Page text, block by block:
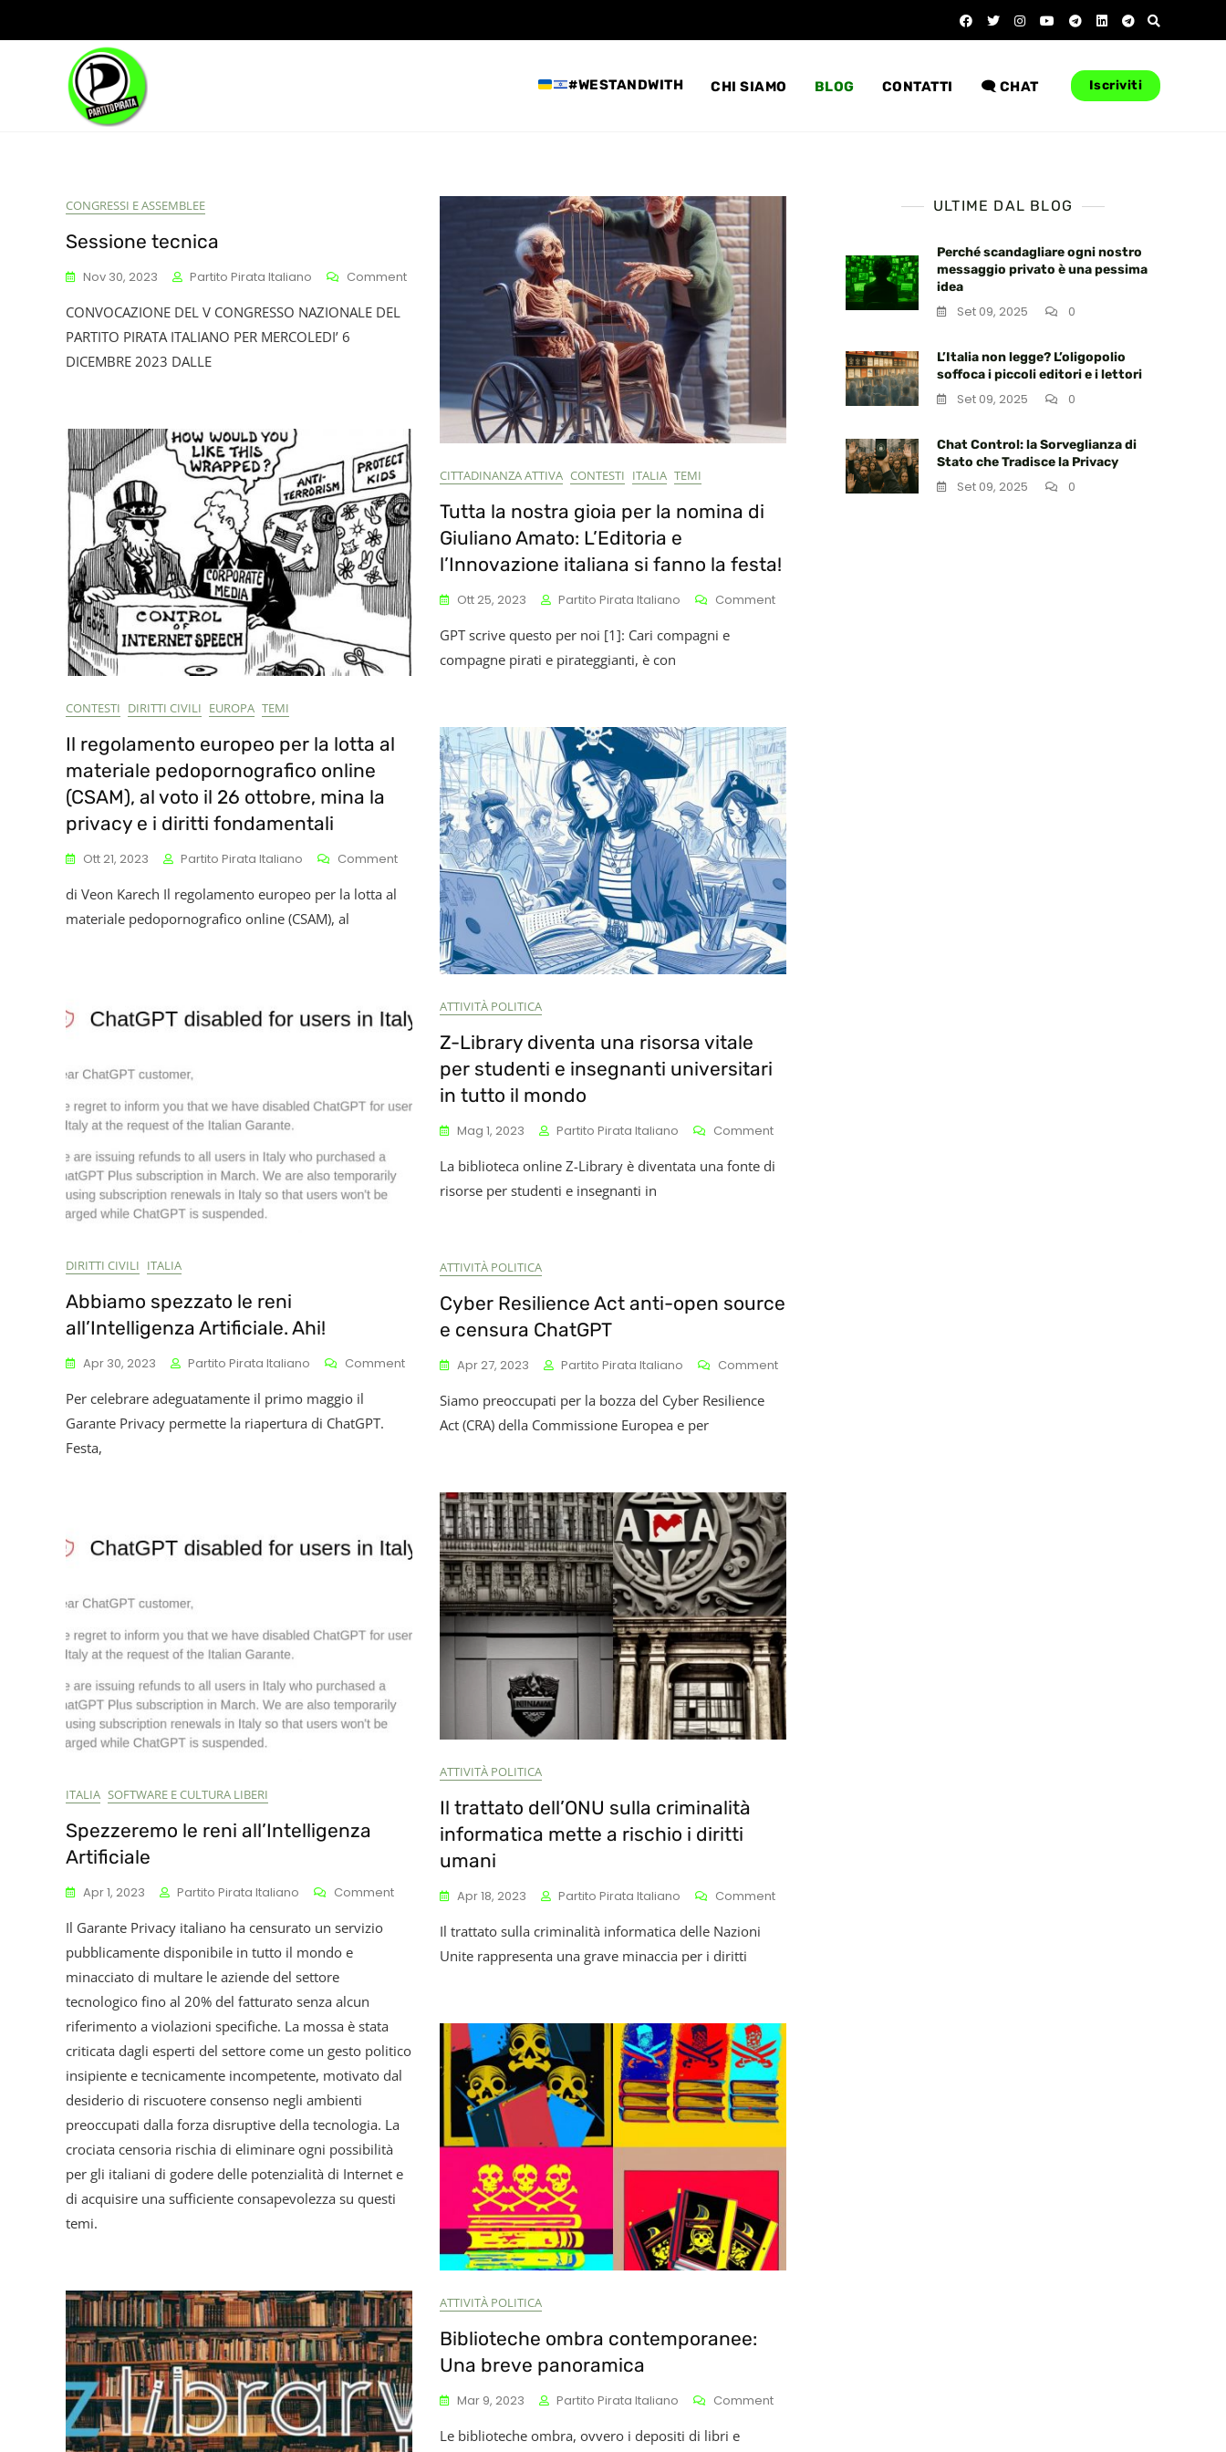
#WESTANDWITH CHI SIAMO BLOG CONTATTI 🗨️ CHAT Iscriviti
Blog
CONGRESSI E ASSEMBLEE
Sessione tecnica
Nov 30, 2023 Partito Pirata Italiano CommentOn
CONVOCAZIONE DEL V CONGRESSO NAZIONALE DEL
PARTITO PIRATA ITALIANO PER MERCOLEDI’ 6
DICEMBRE 2023 DALLE
CITTADINANZA ATTIVA CONTESTI ITALIA TEMI
Tutta la nostra gioia per la nomina di
Giuliano Amato: L’Editoria e
l’Innovazione italiana si fanno la festa!
Ott 25, 2023 Partito Pirata Italiano CommentOn
Nomina
Di
Giuliano
Amato:
L’Editoria
E
L’Innovazione
Italiana
Fanno
La
Festa!
GPT scrive questo per noi [1]: Cari compagni e
compagne pirati e pirateggianti, è con
CONTESTI DIRITTI CIVILI EUROPA TEMI
Il regolamento europeo per la lotta al
materiale pedopornografico online
(CSAM), al voto il 26 ottobre, mina la
privacy e i diritti fondamentali
Ott 21, 2023 Partito Pirata Italiano CommentOn
Regolamento
Europeo
Materiale
Pedopornografico
Il
Fondamentali
di Veon Karech Il regolamento europeo per la lotta al
materiale pedopornografico online (CSAM), al
ATTIVITÀ POLITICA
Z-Library diventa una risorsa vitale
per studenti e insegnanti universitari
in tutto il mondo
Mag 1, 2023 Partito Pirata Italiano CommentOn
Library
Insegnanti
Tutto
La biblioteca online Z-Library è diventata una fonte di
risorse per studenti e insegnanti in
DIRITTI CIVILI ITALIA
Abbiamo spezzato le reni
all’Intelligenza Artificiale. Ahi!
Apr 30, 2023 Partito Pirata Italiano CommentOn
Spezzato
Per celebrare adeguatamente il primo maggio il
Garante Privacy permette la riapertura di ChatGPT.
Festa,
ATTIVITÀ POLITICA
Cyber Resilience Act anti-open source
e censura ChatGPT
Apr 27, 2023 Partito Pirata Italiano CommentOn
E
Censura
ChatGPT
Siamo preoccupati per la bozza del Cyber Resilience
Act (CRA) della Commissione Europea e per
ATTIVITÀ POLITICA
Il trattato dell’ONU sulla criminalità
informatica mette a rischio i diritti
umani
Apr 18, 2023 Partito Pirata Italiano CommentOn
Mette
A
Rischio
I
Diritti
Umani
Il trattato sulla criminalità informatica delle Nazioni
Unite rappresenta una grave minaccia per i diritti
ITALIA SOFTWARE E CULTURA LIBERI
Spezzeremo le reni all’Intelligenza
Artificiale
Apr 1, 2023 Partito Pirata Italiano CommentOn
All’Intelligenza
Il Garante Privacy italiano ha censurato un servizio
pubblicamente disponibile in tutto il mondo e
minacciato di multare le aziende del settore
tecnologico fino al 20% del fatturato senza alcun
riferimento a violazioni specifiche. La mossa è stata
criticata dagli esperti del settore come un gesto politico
insipiente e tecnicamente incompetente, motivato dal
desiderio di riscuotere consenso negli ambienti
preoccupati dalla forza disruptive della tecnologia. La
crociata censoria rischia di eliminare ogni possibilità
per gli italiani di godere delle potenzialità di Internet e
di acquisire una sufficiente consapevolezza su questi
temi.
ATTIVITÀ POLITICA
Biblioteche ombra contemporanee:
Una breve panoramica
Mar 9, 2023 Partito Pirata Italiano CommentOn
Le biblioteche ombra, ovvero i depositi di libri e
ULTIME DAL BLOG
Perché scandagliare ogni nostro
messaggio privato è una pessima
idea
Set 09, 2025 0
L’Italia non legge? L’oligopolio
soffoca i piccoli editori e i lettori
Set 09, 2025 0
Chat Control: la Sorveglianza di
Stato che Tradisce la Privacy
Set 09, 2025 0